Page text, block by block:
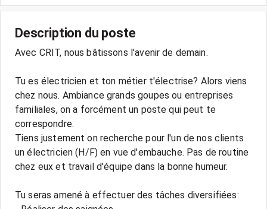
Description du poste
Avec CRIT, nous bâtissons l'avenir de demain.
Tu es électricien et ton métier t'électrise? Alors viens
chez nous. Ambiance grands goupes ou entreprises
familiales, on a forcément un poste qui peut te
correspondre.
Tiens justement on recherche pour l'un de nos clients
un électricien (H/F) en vue d'embauche. Pas de routine
chez eux et travail d'équipe dans la bonne humeur.
Tu seras amené à effectuer des tâches diversifiées: